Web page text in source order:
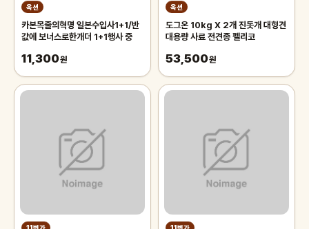
옥션
카본목줄의혁명 일본수입사1+1/반
값에 보너스로한개더 1+1행사 중
11,300원
옥션
도그온 10kg X 2개 진돗개 대형견
대용량 사료 전견종 펠리코
53,500원